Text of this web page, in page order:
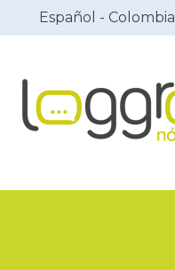
Español - Colombia